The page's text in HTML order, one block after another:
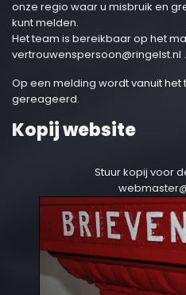
onze regio waar u misbruik en
kunt melden.
Het team is bereikbaar op het
vertrouwenspersoon@ringelst.nl .
Op een melding wordt vanuit
gereageerd.
Kopij website
Stuur kopij voor